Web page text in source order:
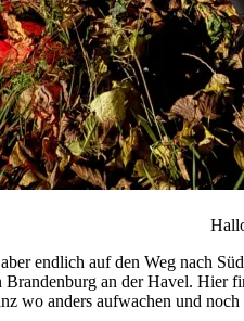
endlich auf den Weg nach
an der Havel. Hier
wo anders aufwachen und